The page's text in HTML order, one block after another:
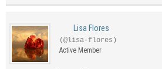
Lisa Flores
(@lisa-flores)
Active Member